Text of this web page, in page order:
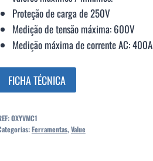
Proteção de carga de 250V
Medição de tensão máxima: 600V
Medição máxima de corrente AC: 400A
FICHA TÉCNICA
OXYVMC1
Ferramentas,Value